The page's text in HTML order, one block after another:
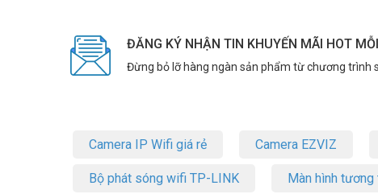
ĐĂNG KÝ NHẬN TIN KHUYẾN MÃI HOT
Đừng bỏ lỡ hàng ngàn sản phẩm từ chương trình
Camera IP Wifi giá rẻ Camera EZVIZ
Bộ phát sóng wifi TP-LINK Màn hình tương